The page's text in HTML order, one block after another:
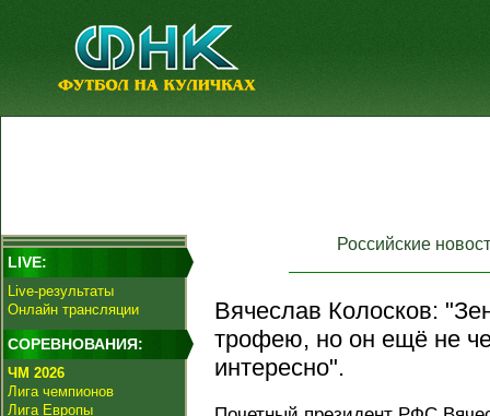
LIVE:
Live-результаты
Онлайн трансляции
СОРЕВНОВАНИЯ:
ЧМ 2026
Лига чемпионов
Лига Европы
Российские
Вячеслав Колосков:
трофею, но он ещё не
интересно".